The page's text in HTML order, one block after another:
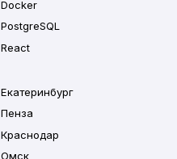
Docker
PostgreSQL
React
Екатеринбург
Пенза
Краснодар
Омск